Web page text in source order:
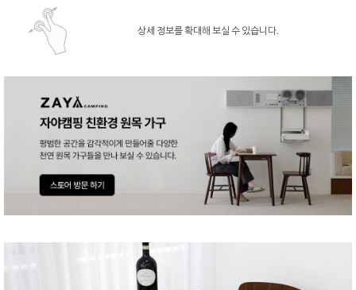
상세 정보를 확대해 보실 수 있습니다.